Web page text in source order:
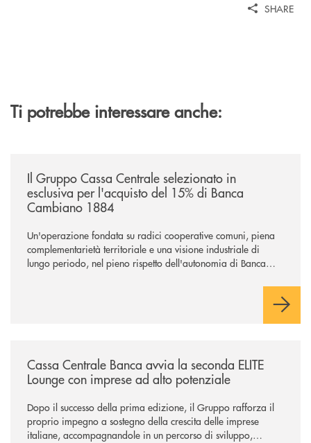
SHARE
Ti potrebbe interessare anche:
Il Gruppo Cassa Centrale selezionato in
esclusiva per l'acquisto del 15% di Banca
Cambiano 1884
Un'operazione fondata su radici cooperative comuni, piena
complementarietà territoriale e una visione industriale di
lungo periodo, nel pieno rispetto dell'autonomia di Banca
negoziazione esclusiva per la finalizzazione dell’operazione.
Cassa Centrale Banca avvia la seconda ELITE
Lounge con imprese ad alto potenziale
Dopo il successo della prima edizione, il Gruppo rafforza il
proprio impegno a sostegno della crescita delle imprese
italiane, accompagnandole in un percorso di sviluppo,